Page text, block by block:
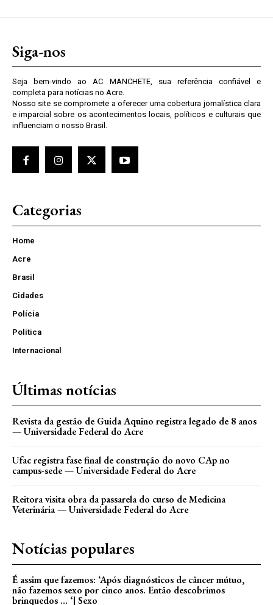
Siga-nos
Seja bem-vindo ao AC MANCHETE, sua referência confiável e
completa para notícias no Acre.
Nosso site se compromete a oferecer uma cobertura jornalística clara
e imparcial sobre os acontecimentos locais, políticos e culturais que
influenciam o nosso Brasil.
Categorias
Home
Acre
Brasil
Cidades
Polícia
Política
Internacional
Últimas notícias
Revista da gestão de Guida Aquino registra legado de 8 anos
— Universidade Federal do Acre
Ufac registra fase final de construção do novo CAp no
campus-sede — Universidade Federal do Acre
Reitora visita obra da passarela do curso de Medicina
Veterinária — Universidade Federal do Acre
Notícias populares
É assim que fazemos: ‘Após diagnósticos de câncer mútuo,
não fazemos sexo por cinco anos. Então descobrimos
brinquedos … ‘| Sexo